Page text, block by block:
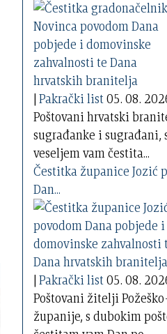
|Pakrački list05. 08.
Poštovani hrvatski
sugrađanke i sugrađani,
veseljem vam čestita...
Čestitka županice Jozić
Dan...
|Pakrački list05. 08.
Poštovani žitelji
županije, s dubokim